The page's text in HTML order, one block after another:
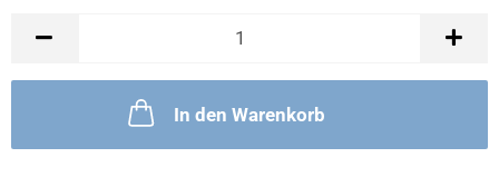
In den Warenkorb